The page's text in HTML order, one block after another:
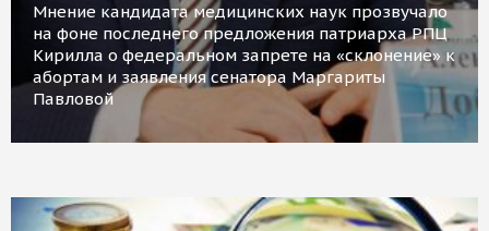
Мнение кандидата медицинских наук прозвучало
на фоне последнего предложения патриарха РПЦ
Кирилла о федеральном запрете на «склонение» к
абортам и заявления сенатора Маргариты
Павловой